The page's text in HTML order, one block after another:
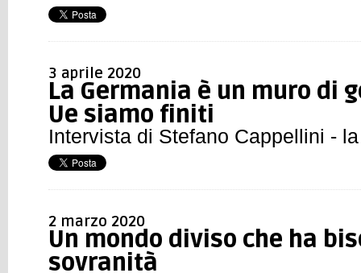
3 aprile 2020
La Germania è un muro di
Ue siamo finiti
Intervista di Stefano Cappellini -
2 marzo 2020
Un mondo diviso che ha
sovranità